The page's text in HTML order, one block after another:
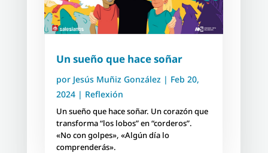
Un sueño que hace soñar
por Jesús Muñiz González| Feb 20,
2024| Reflexión
Un sueño que hace soñar. Un corazón que
transforma “los lobos” en “corderos”.
«No con golpes», «Algún día lo
comprenderás».